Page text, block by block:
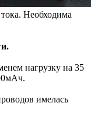
Необходима
нагрузку на 35
имелась